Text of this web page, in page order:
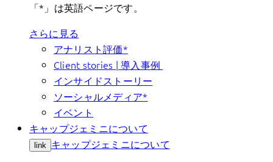
「*」は英語ページです。
さらに見る
アナリスト評価*
Client stories | 導入事例
インサイドストーリー
ソーシャルメディア*
イベント
キャップジェミニについて
link キャップジェミニについて